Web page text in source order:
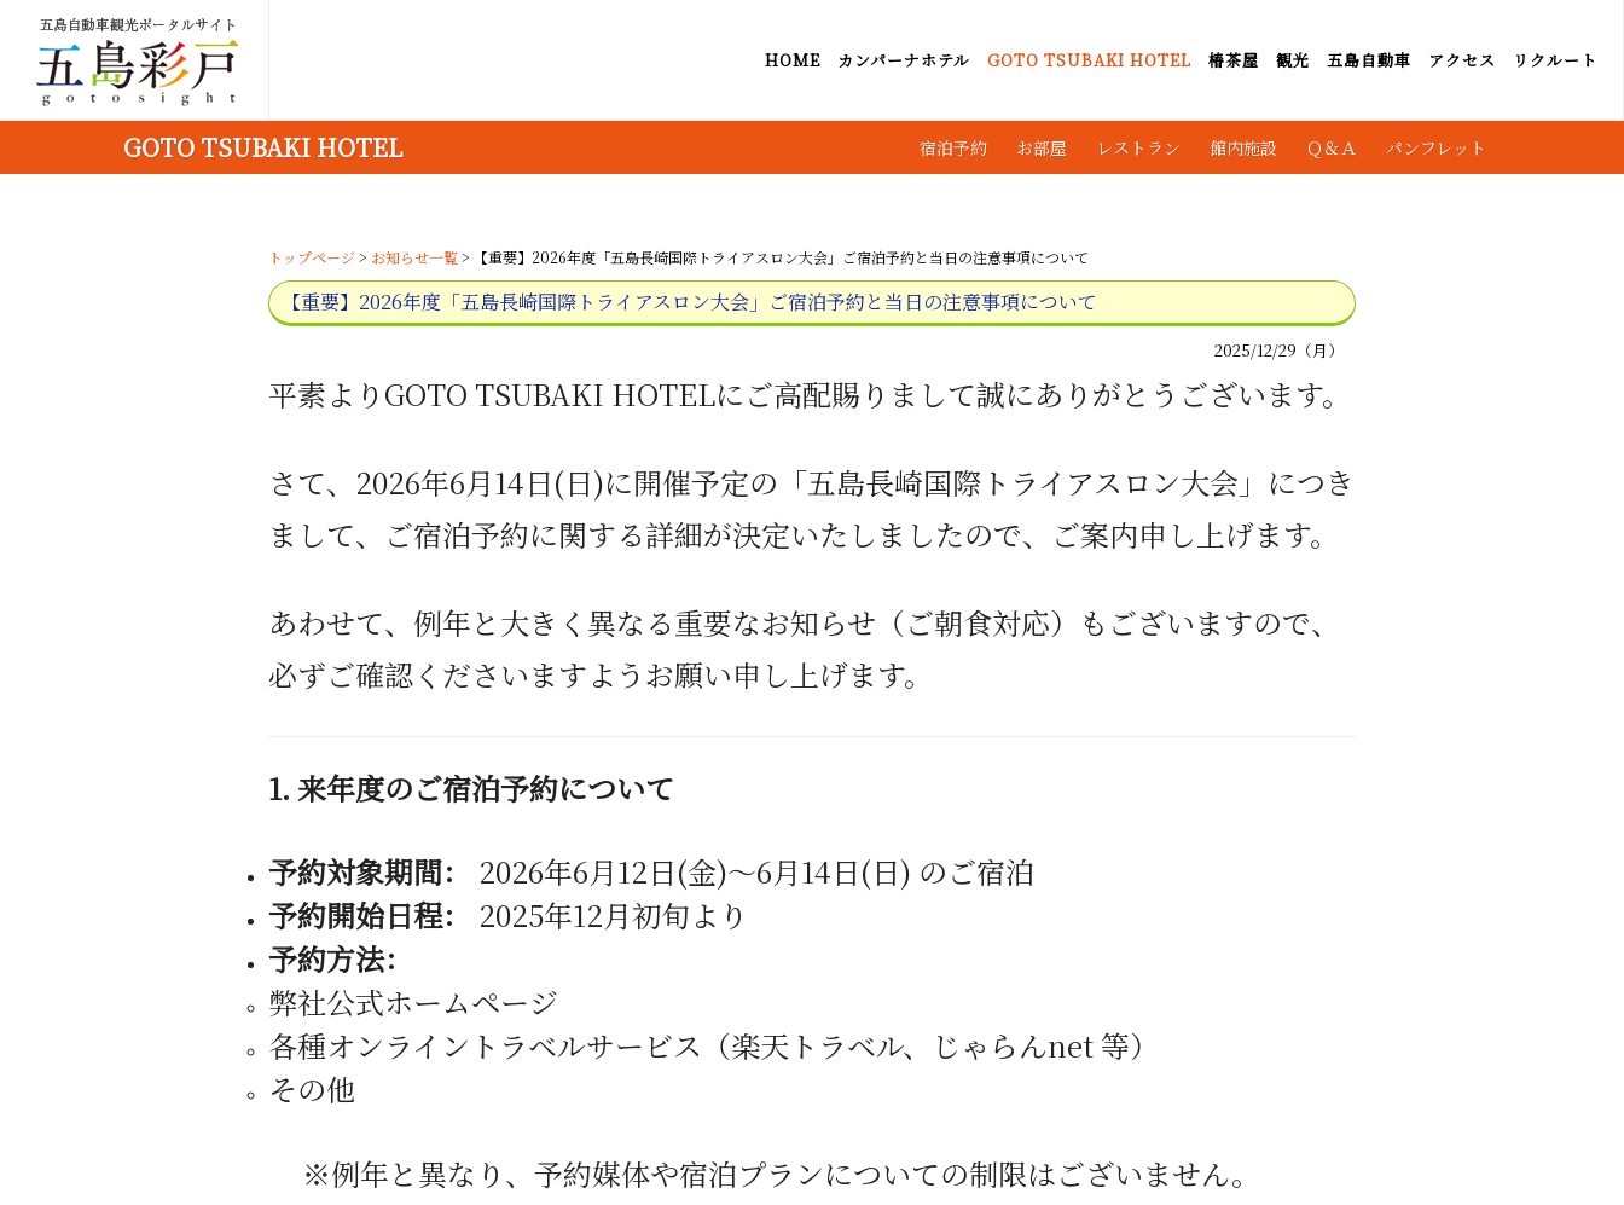
HOME カンパーナホテル GOTO TSUBAKI HOTEL 椿茶屋 観光 五島自動車 アクセス リクルート
GOTO TSUBAKI HOTEL 宿泊予約 お部屋 レストラン 館内施設 Ｑ＆Ａ パンフレット
トップページ > お知らせ一覧> 【重要】2026年度「五島長崎国際トライアスロン大会」ご宿泊予約と当日の注意事項について
【重要】2026年度「五島長崎国際トライアスロン大会」ご宿泊予約と当日の注意事項について
2025/12/29（月）
平素より GOTO TSUBAKI HOTELにご高配賜りまして誠にありがとうございます。
さて、 2026年6月14日(日)に開催予定の「五島長崎国際トライアスロン大会」につき
まして、ご宿泊予約に関する詳細が決定いたしましたので、ご案内申し上げます。
あわせて、例年と大きく異なる重要なお知らせ（ご朝食対応）もございますので、
必ずご確認くださいますようお願い申し上げます。
1. 来年度のご宿泊予約について
予約対象期間：
2026年6月12日(金)～6月14日(日) のご宿泊
予約開始日程：
2025年12月初旬より
予約方法：
弊社公式ホームページ
各種オンライントラベルサービス（楽天トラベル、じゃらんnet 等）
その他
※例年と異なり、予約媒体や宿泊プランについての制限はございません。